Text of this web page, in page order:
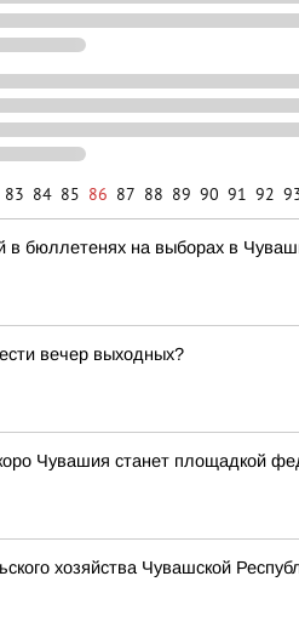
83 84 85 86 87 88 89 90 91 92
в бюллетенях на выборах в
вечер выходных?
Чувашия станет площадкой
хозяйства Чувашской